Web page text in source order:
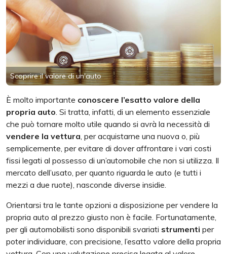
Scoprire il valore di un'auto
È molto importante conoscere l’esatto valore della
propria auto. Si tratta, infatti, di un elemento essenziale
che può tornare molto utile quando si avrà la necessità di
vendere la vettura, per acquistarne una nuova o, più
semplicemente, per evitare di dover affrontare i vari costi
fissi legati al possesso di un’automobile che non si utilizza. Il
mercato dell’usato, per quanto riguarda le auto (e tutti i
mezzi a due ruote), nasconde diverse insidie.
Orientarsi tra le tante opzioni a disposizione per vendere la
propria auto al prezzo giusto non è facile. Fortunatamente,
per gli automobilisti sono disponibili svariati strumenti per
poter individuare, con precisione, l’esatto valore della propria